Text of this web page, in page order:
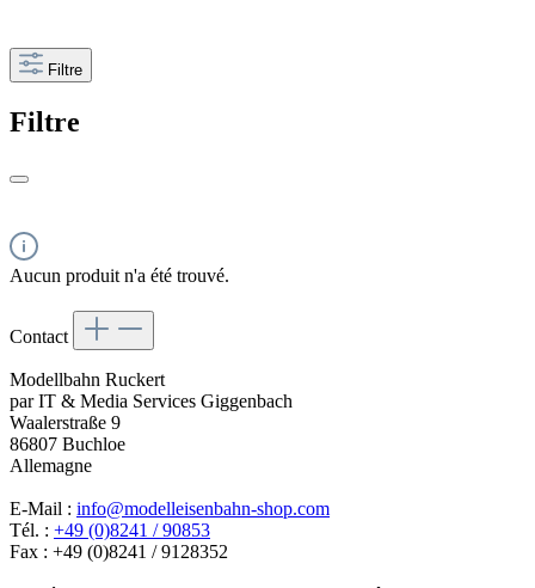
Filtre
Filtre
Aucun produit n'a été trouvé.
Contact
Modellbahn Ruckert
par IT & Media Services Giggenbach
Waalerstraße 9
86807 Buchloe
Allemagne
E-Mail : info@modelleisenbahn-shop.com
Tél. : +49 (0)8241 / 90853
Fax : +49 (0)8241 / 9128352